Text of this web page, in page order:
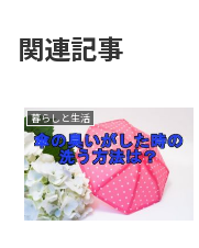
関連記事
暮らしと生活